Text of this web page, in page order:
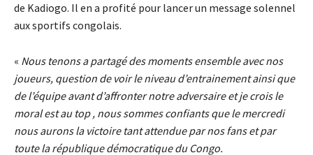
de Kadiogo. Il en a profité pour lancer un message solennel
aux sportifs congolais.
« Nous tenons a partagé des moments ensemble avec nos
joueurs, question de voir le niveau d’entrainement ainsi que
de l’équipe avant d’affronter notre adversaire et je crois le
moral est au top , nous sommes confiants que le mercredi
nous aurons la victoire tant attendue par nos fans et par
toute la république démocratique du Congo.